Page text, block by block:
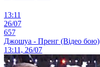
13:11
26/07
657
Джошуа - Пренг (Відео бою)
13:11, 26/07